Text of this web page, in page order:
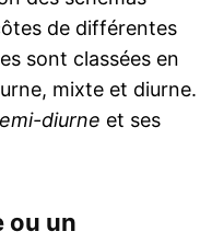
de différentes
sont classées en
mixte et diurne.
diurne et ses
ou un